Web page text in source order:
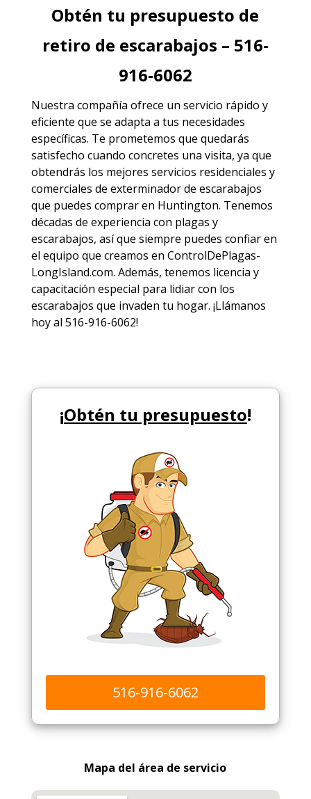
Obtén tu presupuesto de
retiro de escarabajos – 516-
916-6062
Nuestra compañía ofrece un servicio rápido y
eficiente que se adapta a tus necesidades
específicas. Te prometemos que quedarás
satisfecho cuando concretes una visita, ya que
obtendrás los mejores servicios residenciales y
comerciales de exterminador de escarabajos
que puedes comprar en Huntington. Tenemos
décadas de experiencia con plagas y
escarabajos, así que siempre puedes confiar en
el equipo que creamos en ControlDePlagas-
LongIsland.com. Además, tenemos licencia y
capacitación especial para lidiar con los
escarabajos que invaden tu hogar. ¡Llámanos
hoy al 516-916-6062!
¡Obtén tu presupuesto!
516-916-6062
Mapa del área de servicio